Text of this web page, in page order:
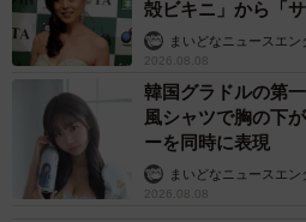
殻ビキニ」から
まいどなニュースエン
2026.08.08
韓国グラドルの第
風シャツで胸の下
ーを同時に表現
まいどなニュースエン
2026.08.08